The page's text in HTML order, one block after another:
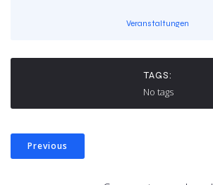
Veranstaltungen
TAGS:
No tags
Previous